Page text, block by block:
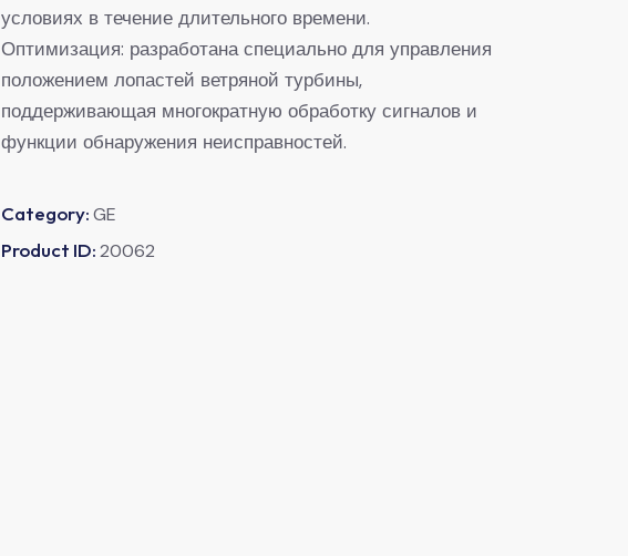
условиях в течение длительного времени.
Оптимизация: разработана специально для управления
положением лопастей ветряной турбины,
поддерживающая многократную обработку сигналов и
функции обнаружения неисправностей.
Category:GE
Product ID:20062